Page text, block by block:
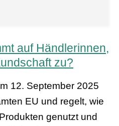
auf Händlerinnen,
zu?
12. September 2025
EU und regelt, wie
genutzt und